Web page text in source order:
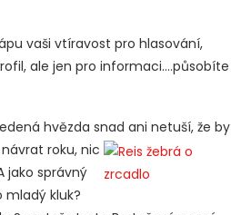
vaši vtíravost pro hlasování,
ale jen pro informaci….působíte
hvězda snad ani netuší, že by
roku, nic
jako správný
mladý kluk?